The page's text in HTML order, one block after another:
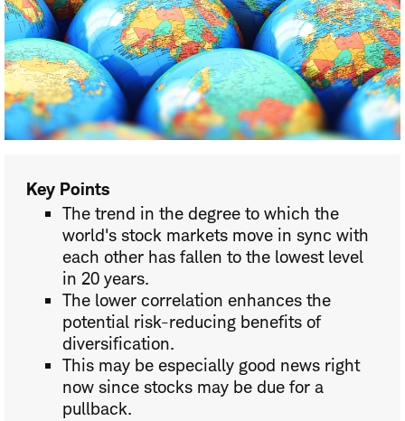
Key Points
The trend in the degree to which the
world's stock markets move in sync with
each other has fallen to the lowest level
in 20 years.
The lower correlation enhances the
potential risk-reducing benefits of
diversification.
This may be especially good news right
now since stocks may be due for a
pullback.